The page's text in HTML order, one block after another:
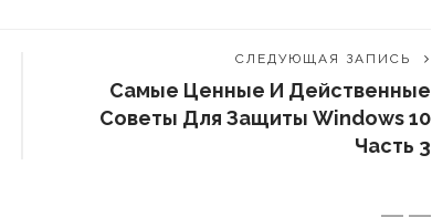
СЛЕДУЮЩАЯ ЗАПИСЬ
Самые Ценные И Действенные
Советы Для Защиты Windows 10
Часть 3